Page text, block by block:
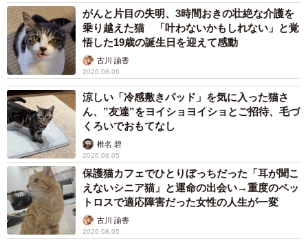
また、猫を飼う際は飼い主などが毎日一定時間を確保して
接してあげる必要があるという。
これら欧州各国での法的な義務や規制が、ペットを飼う各
家庭でどれほど具体的に守られているかは分からない。し
かし、日本でも無意識のうちにしなければならないと思う
ことの多くが法的に義務付けられている。日本でも今年6月
から、改正動物愛護法により、販売者がペットにマイクロ
チップを装着したり、飼い主情報を登録することが義務付
けられる。当然ながら、どこの国でも良い飼い主もいれば
責任感を欠く飼い主もいる。しかし、我々は海外の事情を
もっと知って動物愛護に関する意識を高めていく必要があ
ろう。
がんと片目の失明、3時間おきの壮絶な介護を
乗り越えた猫 「叶わないかもしれない」と覚
悟した19歳の誕生日を迎えて感動
古川 諭香
2026.08.06
涼しい「冷感敷きパッド」を気に入った猫さ
ん、”友達”をヨイショヨイショとご招待、毛づ
くろいでおもてなし
椎名 碧
2026.08.05
保護猫カフェでひとりぼっちだった「耳が聞こ
えないシニア猫」と運命の出会い→重度のペッ
トロスで適応障害だった女性の人生が一変
古川 諭香
2026.08.05